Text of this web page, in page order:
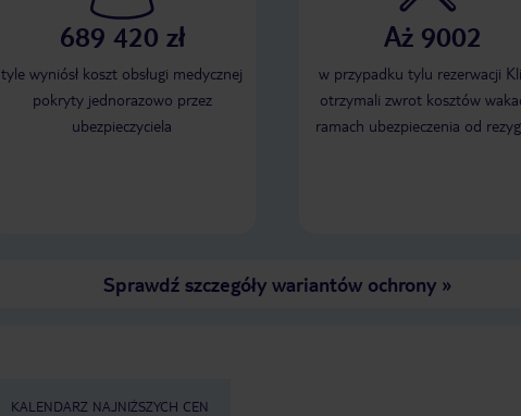
689 420 zł
tyle wyniósł koszt obsługi medycznej
pokryty jednorazowo przez
ubezpieczyciela
Aż 9002
w przypadku tylu rezerwacji
otrzymali zwrot kosztów
ramach ubezpieczenia od
Sprawdź szczegóły wariantów ochrony»
KALENDARZ NAJNIŻSZYCH CEN